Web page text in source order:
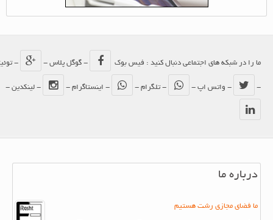
ما را در شبکه های اجتماعی دنبال کنید : فیس بوک - گوگل پلاس - - توئیتر
- واتس اپ - - تلگرام - - اینستاگرام - - لینکدین -
درباره ما
ما فضای مجازی رشت هستیم